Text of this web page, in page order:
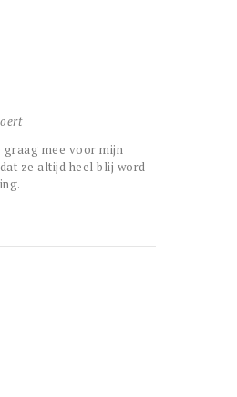
graag mee voor mijn
ze altijd heel blij word